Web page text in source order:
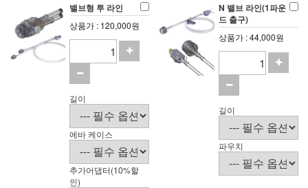
밸브형 투 라인
상품가 : 120,000원
길이
에바 케이스
추가어댑터(10%할
인)
N 밸브 라인(1파운
드 출구)
상품가 : 44,000원
길이
파우치